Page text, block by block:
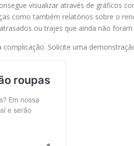
visualizar através de gráficos
como também relatórios sobre o
ou trajes que ainda não foram
Solicite uma